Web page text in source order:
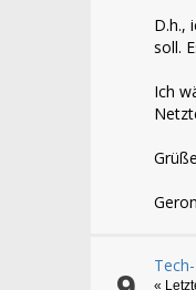
D.h.,
soll.
Ich
«